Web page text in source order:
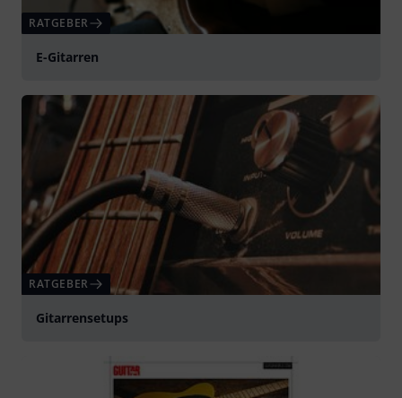
RATGEBER
E-Gitarren
RATGEBER
Gitarrensetups